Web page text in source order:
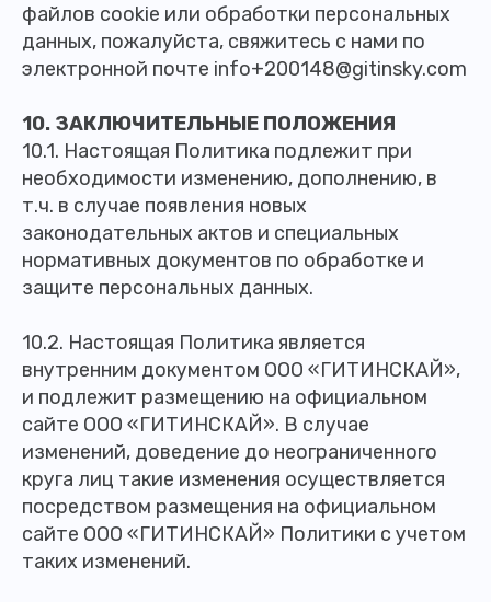
файлов cookie или обработки персональных
данных, пожалуйста, свяжитесь с нами по
электронной почте info+200148@gitinsky.com
10. ЗАКЛЮЧИТЕЛЬНЫЕ ПОЛОЖЕНИЯ
10.1. Настоящая Политика подлежит при
необходимости изменению, дополнению, в
т.ч. в случае появления новых
законодательных актов и специальных
нормативных документов по обработке и
защите персональных данных.
10.2. Настоящая Политика является
внутренним документом ООО «ГИТИНСКАЙ»,
и подлежит размещению на официальном
сайте ООО «ГИТИНСКАЙ». В случае
изменений, доведение до неограниченного
круга лиц такие изменения осуществляется
посредством размещения на официальном
сайте ООО «ГИТИНСКАЙ» Политики с учетом
таких изменений.